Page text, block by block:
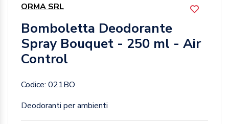
ORMA SRL
Bomboletta Deodorante
Spray Bouquet - 250 ml - Air
Control
Codice: 021BO
Deodoranti per ambienti